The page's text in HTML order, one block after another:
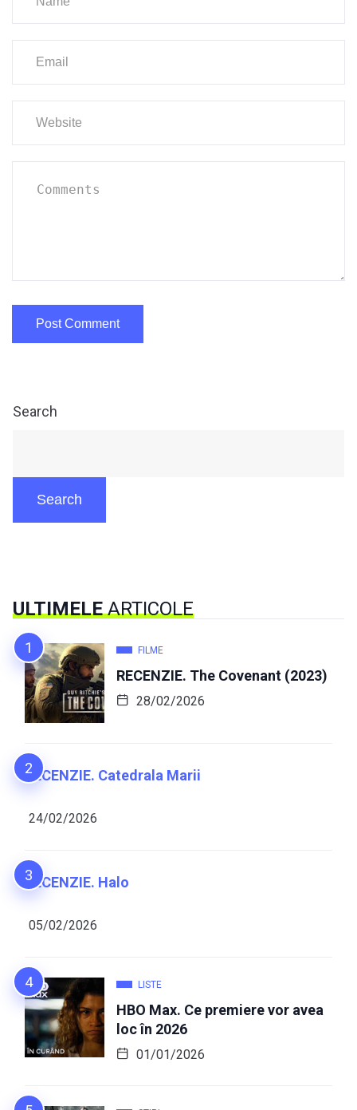
Search
Search
ULTIMELEARTICOLE
FILME
RECENZIE. The Covenant (2023)
28/02/2026
RECENZIE. Catedrala Marii
24/02/2026
RECENZIE. Halo
05/02/2026
LISTE
HBO Max. Ce premiere vor avea
loc în 2026
01/01/2026